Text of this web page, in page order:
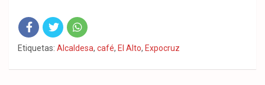
Fac
eb
Twit
ter
Wha
tsA
Etiquetas: Alcaldesa, café, El Alto, Expocruz